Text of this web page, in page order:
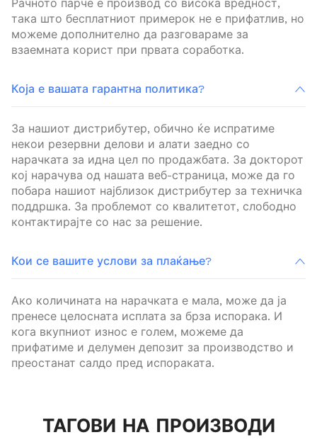
Рачното парче е производ со висока вредност,
така што бесплатниот примерок не е прифатлив, но
можеме дополнително да разговараме за
взаемната корист при првата соработка.
Која е вашата гарантна политика?
За нашиот дистрибутер, обично ќе испратиме
некои резервни делови и алати заедно со
нарачката за идна цел по продажбата. За докторот
кој нарачува од нашата веб-страница, може да го
побара нашиот најблизок дистрибутер за техничка
поддршка. За проблемот со квалитетот, слободно
контактирајте со нас за решение.
Кои се вашите услови за плаќање?
Ако количината на нарачката е мала, може да ја
пренесе целосната исплата за брза испорака. И
кога вкупниот износ е голем, можеме да
прифатиме и делумен депозит за производство и
преостанат салдо пред испораката.
ТАГОВИ НА ПРОИЗВОДИ